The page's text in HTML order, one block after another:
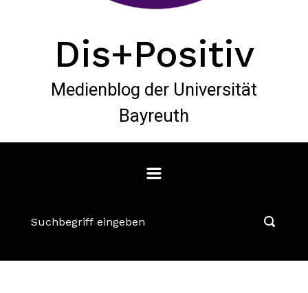
Dis+Positiv
Medienblog der Universität
Bayreuth